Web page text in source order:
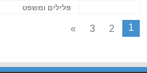
פלילים ומשפט
1
2
3
»